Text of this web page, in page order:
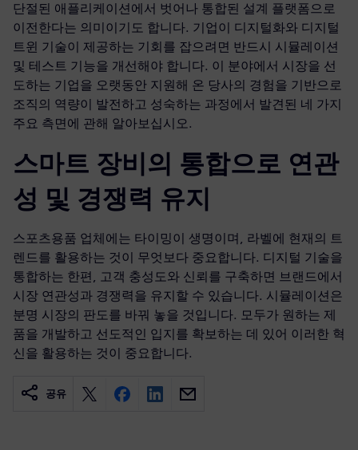
단절된 애플리케이션에서 벗어나 통합된 설계 플랫폼으로
이전한다는 의미이기도 합니다. 기업이 디지털화와 디지털
트윈 기술이 제공하는 기회를 잡으려면 반드시 시뮬레이션
및 테스트 기능을 개선해야 합니다. 이 분야에서 시장을 선
도하는 기업을 오랫동안 지원해 온 당사의 경험을 기반으로
조직의 역량이 발전하고 성숙하는 과정에서 발견된 네 가지
주요 측면에 관해 알아보십시오.
스마트 장비의 통합으로 연관
성 및 경쟁력 유지
스포츠용품 업체에는 타이밍이 생명이며, 라벨에 현재의 트
렌드를 활용하는 것이 무엇보다 중요합니다. 디지털 기술을
통합하는 한편, 고객 충성도와 신뢰를 구축하면 브랜드에서
시장 연관성과 경쟁력을 유지할 수 있습니다. 시뮬레이션은
분명 시장의 판도를 바꿔 놓을 것입니다. 모두가 원하는 제
품을 개발하고 선도적인 입지를 확보하는 데 있어 이러한 혁
신을 활용하는 것이 중요합니다.
공유